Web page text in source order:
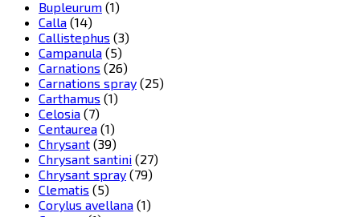
Bupleurum (1)
Calla (14)
Callistephus (3)
Campanula (5)
Carnations (26)
Carnations spray (25)
Carthamus (1)
Celosia (7)
Centaurea (1)
Chrysant (39)
Chrysant santini (27)
Chrysant spray (79)
Clematis (5)
Corylus avellana (1)